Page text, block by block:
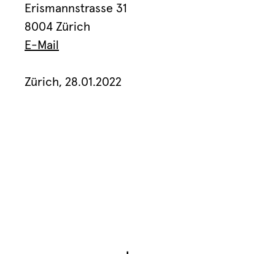
Erismannstrasse 31
8004 Zürich
E-Mail
Zürich, 28.01.2022